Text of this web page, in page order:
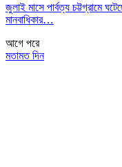
জুলাই মাসে পার্বত্য চট্টগ্রামে
মানবাধিকার…
আগে পরে
মতামত দিন